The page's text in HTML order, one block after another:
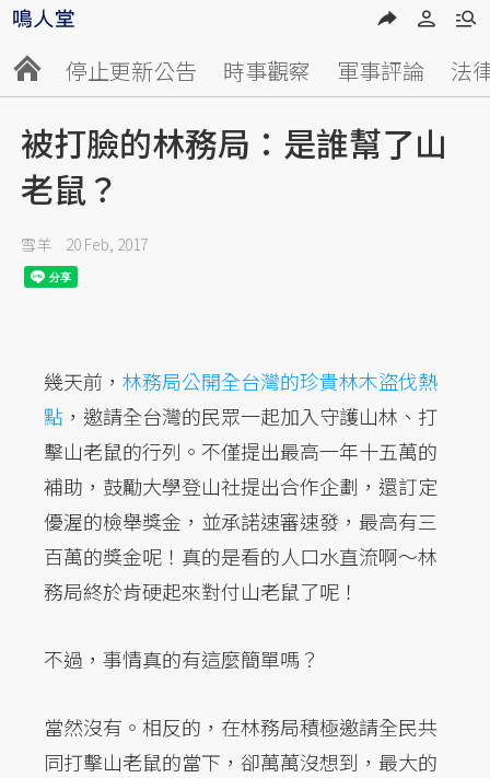
停止更新公告 時事觀察 軍事評論 法
被打臉的林務局：是誰幫了山
老鼠？
雪羊 20 Feb, 2017
幾天前， 林務局公開全台灣的珍貴林木盜伐熱
點 ，邀請全台灣的民眾一起加入守護山林、打
擊山老鼠的行列。不僅提出最高一年十五萬的
補助，鼓勵大學登山社提出合作企劃，還訂定
優渥的檢舉獎金，並承諾速審速發，最高有三
百萬的獎金呢！真的是看的人口水直流啊～林
務局終於肯硬起來對付山老鼠了呢！
不過，事情真的有這麼簡單嗎？
當然沒有。相反的，在林務局積極邀請全民共
同打擊山老鼠的當下，卻萬萬沒想到，最大的